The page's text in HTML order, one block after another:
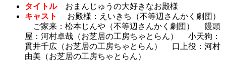
タイトルおまんじゅうの大好きなお殿様
キャスト
お殿様：えいきち（不等辺さんかく劇団）
ご家来：松本じんや（不等辺さんかく劇団） 饅頭
屋：河村卓哉（お芝居の工房ちゃとらん） 小天狗：
貫井千広（お芝居の工房ちゃとらん） 口上役：河村
由美（お芝居の工房ちゃとらん）